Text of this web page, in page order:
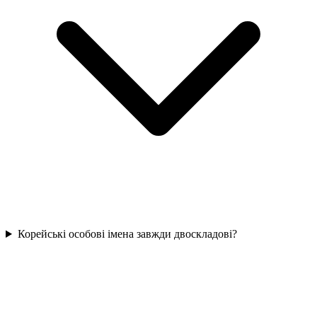
Корейські особові імена завжди двоскладові?